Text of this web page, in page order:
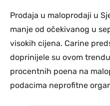
Prodaja u maloprodaji u
manje od očekivanog u
visokih cijena. Carine
doprinijele su ovom
procentnih poena na
podacima neprofitne